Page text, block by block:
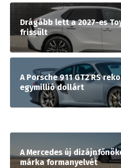
Drágább lett a 2027-es
frissült
A Porsche 911 GT2 RS
egymillió dollárt
A Mercedes új
márka formanyelvét